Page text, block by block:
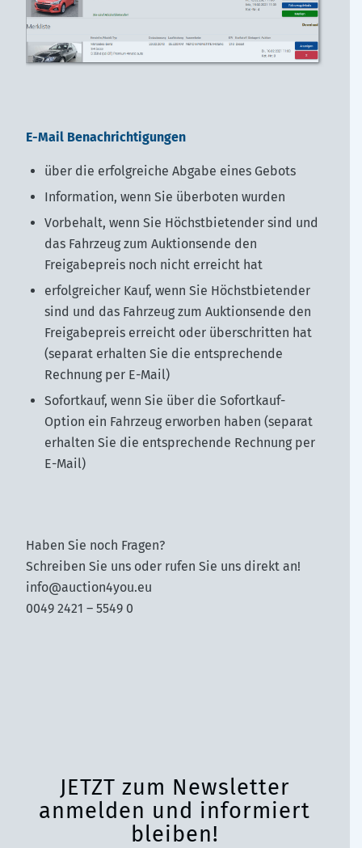
E-Mail Benachrichtigungen
über die erfolgreiche Abgabe eines Gebots
Information, wenn Sie überboten wurden
Vorbehalt, wenn Sie Höchstbietender sind und
das Fahrzeug zum Auktionsende den
Freigabepreis noch nicht erreicht hat
erfolgreicher Kauf, wenn Sie Höchstbietender
sind und das Fahrzeug zum Auktionsende den
Freigabepreis erreicht oder überschritten hat
(separat erhalten Sie die entsprechende
Rechnung per E-Mail)
Sofortkauf, wenn Sie über die Sofortkauf-
Option ein Fahrzeug erworben haben (separat
erhalten Sie die entsprechende Rechnung per
E-Mail)
Haben Sie noch Fragen?
Schreiben Sie uns oder rufen Sie uns direkt an!
info@auction4you.eu
0049 2421 – 5549 0
JETZT zum Newsletter
anmelden und informiert
bleiben!